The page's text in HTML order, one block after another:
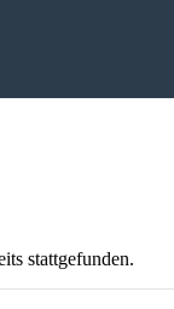
stattgefunden.